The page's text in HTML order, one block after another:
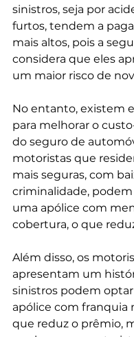
sinistros, seja por
furtos, tendem a
mais altos, pois a
considera que eles
um maior risco de
No entanto, existem
para melhorar o
do seguro de
motoristas que
mais seguras, com
criminalidade,
uma apólice com
cobertura, o que
Além disso, os
apresentam um
sinistros podem
apólice com franquia
que reduz o prêmio,